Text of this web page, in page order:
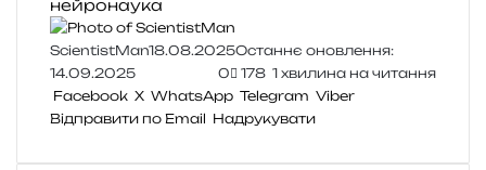
нейронаука
ScientistMan18.08.2025Останнє оновлення:
14.09.2025
0 178 1 хвилина на читання
Facebook X WhatsApp Telegram Viber
Відправити по Email Надрукувати